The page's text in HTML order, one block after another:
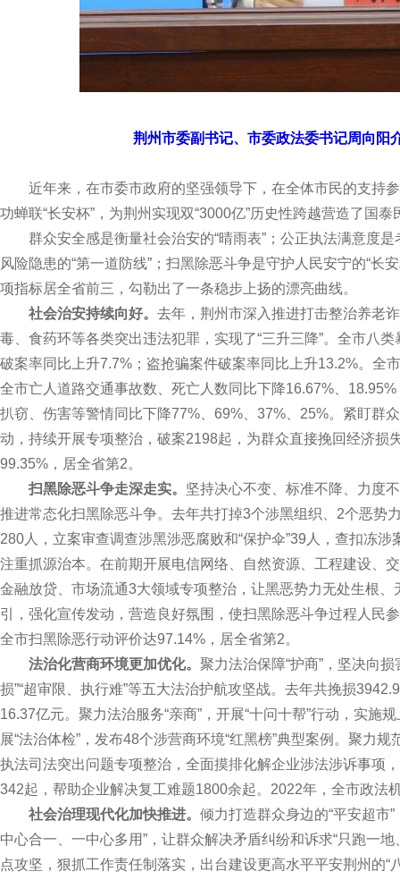
荆州市委副书记、市委政法委书记周向阳
近年来，在市委市政府的坚强领导下，在全体市民的支持
功蝉联“长安杯”，为荆州实现双“3000亿”历史性跨越营造了国
群众安全感是衡量社会治安的“晴雨表”；公正执法满意度是
风险隐患的“第一道防线”；扫黑除恶斗争是守护人民安宁的“长
项指标居全省前三，勾勒出了一条稳步上扬的漂亮曲线。
社会治安持续向好。 去年，荆州市深入推进打击整治养老
毒、食药环等各类突出违法犯罪，实现了“三升三降”。全市八
破案率同比上升7.7%；盗抢骗案件破案率同比上升13.2%。全
全市亡人道路交通事故数、死亡人数同比下降16.67%、
扒窃、伤害等警情同比下降77%、69%、37%、25%。紧盯群
动，持续开展专项整治，破案2198起，为群众直接挽回经济损
99.35%，居全省第2。
扫黑除恶斗争走深走实。 坚持决心不变、标准不降、力度
推进常态化扫黑除恶斗争。去年共打掉3个涉黑组织、2个恶势
280人，立案审查调查涉黑涉恶腐败和“保护伞”39人，查扣冻
注重抓源治本。在前期开展电信网络、自然资源、工程建设、
金融放贷、市场流通3大领域专项整治，让黑恶势力无处生根
引，强化宣传发动，营造良好氛围，使扫黑除恶斗争过程人民
全市扫黑除恶行动评价达97.14%，居全省第2。
法治化营商环境更加优化。 聚力法治保障“护商”，坚决向
损”“超审限、执行难”等五大法治护航攻坚战。去年共挽损
16.37亿元。聚力法治服务“亲商”，开展“十问十帮”行动，实施
展“法治体检”，发布48个涉营商环境“红黑榜”典型案例。聚力规
执法司法突出问题专项整治，全面摸排化解企业涉法涉诉事项
342起，帮助企业解决复工难题1800余起。2022年，全市政法
社会治理现代化加快推进。 倾力打造群众身边的“平安超市
中心合一、一中心多用”，让群众解决矛盾纠纷和诉求“只跑一
点攻坚，狠抓工作责任制落实，出台建设更高水平平安荆州的